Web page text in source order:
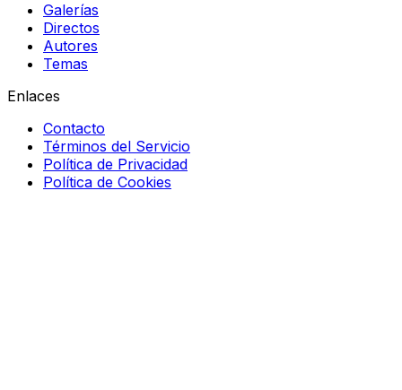
Galerías
Directos
Autores
Temas
Enlaces
Contacto
Términos del Servicio
Política de Privacidad
Política de Cookies